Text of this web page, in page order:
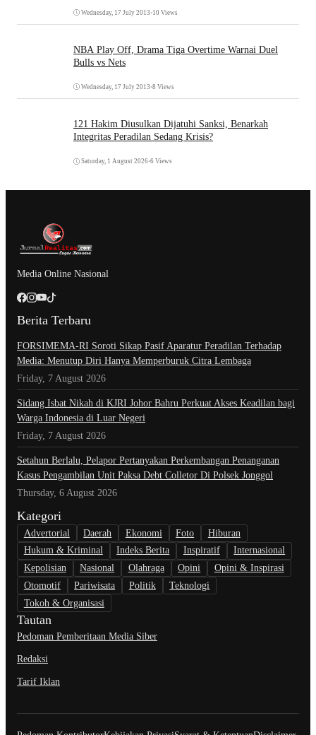
Wednesday, 17 July 2013 •10 Views
NBA Play Off, Drama Tiga Overtime Warnai Duel
Bulls vs Nets
Wednesday, 17 July 2013 •8 Views
121 Hakim Diusulkan Dijatuhi Sanksi, Benarkah
Integritas Peradilan Sedang Krisis?
Saturday, 1 August 2026•6 Views
Media Online Nasional
Berita Terbaru
​FORSIMEMA-RI Soroti Sikap Pasif Aparatur Peradilan Terhadap
Media: Menutup Diri Hanya Memperburuk Citra Lembaga
Friday, 7 August 2026
Sidang Isbat Nikah di KJRI Johor Bahru Perkuat Akses Keadilan bagi
Warga Indonesia di Luar Negeri
Friday, 7 August 2026
Setahun Berlalu, Pelapor Pertanyakan Perkembangan Penanganan
Kasus Pengambilan Unit Paksa Debt Colletor Di Polsek Jonggol
Thursday, 6 August 2026
Kategori
Advertorial Daerah Ekonomi Foto
Hiburan
Hukum & Kriminal
Indeks Berita Inspiratif
Internasional
Kepolisian
Nasional Olahraga Opini
Opini & Inspirasi
Otomotif
Pariwisata Politik
Teknologi
Tokoh & Organisasi
Tautan
Pedoman Pemberitaan Media Siber
Redaksi
Tarif Iklan